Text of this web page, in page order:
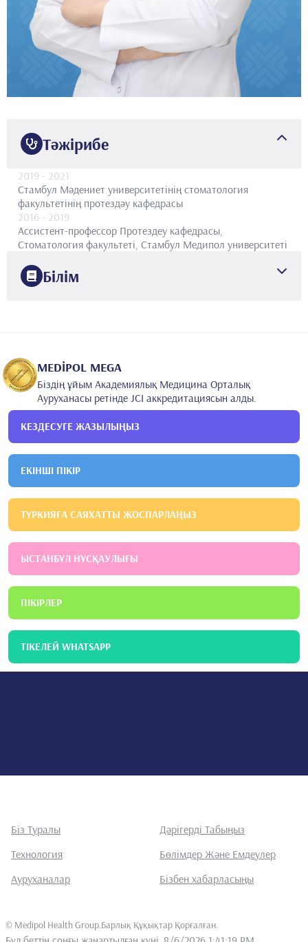
Тәжірибе
2019 - 2021
Стамбул Мәдениет университетінің стоматология
факультетінің протездәу кафедрасы
2016 - 2019
Ассистент-профессор Протездеу кафедрасы,
Стоматология факультеті, Стамбул Медипол университеті
Білім
Стамбул университеті
MEDİPOL MEGA
Біздің ұйым Академиялық Медицина Орталық
Ауруханасы ретінде JCI аккредитациясын алды.
КЕЗДЕСУГЕ ЖАЗЫЛЫҢЫЗ
ЕКІНШІ ПІКІР
ТҮРКИЯҒА САЯХАТТЫ ЖОСПАРЛАҢЫЗ
ЫСТАНБҰЛ НҰСҚАУЛЫҒЫ
ПІКІРЛЕР
ТІКЕЛЕЙ WHATSAPP
Біз Туралы
Дәрігерді Табыңыз
Технология
Бөлімдер Және Емдеулер
Ауруханалар
Бізбен хабарласыңы
© Medipol Health Group.Барлық Құқықтар Қорғалған